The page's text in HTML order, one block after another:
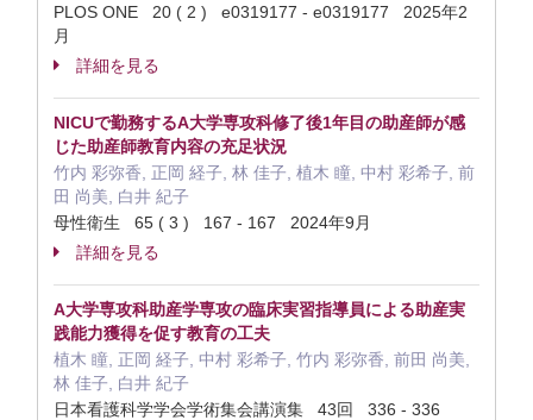
PLOS ONE 20 ( 2 ) e0319177 - e0319177 2025年2
月
詳細を見る
NICUで勤務するA大学専攻科修了後1年目の助産師が感
じた助産師教育内容の充足状況
竹内 彩弥香, 正岡 経子, 林 佳子, 植木 瞳, 中村 彩希子, 前
田 尚美, 白井 紀子
母性衛生 65 ( 3 ) 167 - 167 2024年9月
詳細を見る
A大学専攻科助産学専攻の臨床実習指導員による助産実
践能力獲得を促す教育の工夫
植木 瞳, 正岡 経子, 中村 彩希子, 竹内 彩弥香, 前田 尚美,
林 佳子, 白井 紀子
日本看護科学学会学術集会講演集 43回 336 - 336